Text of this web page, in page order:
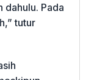
Pada
tutur